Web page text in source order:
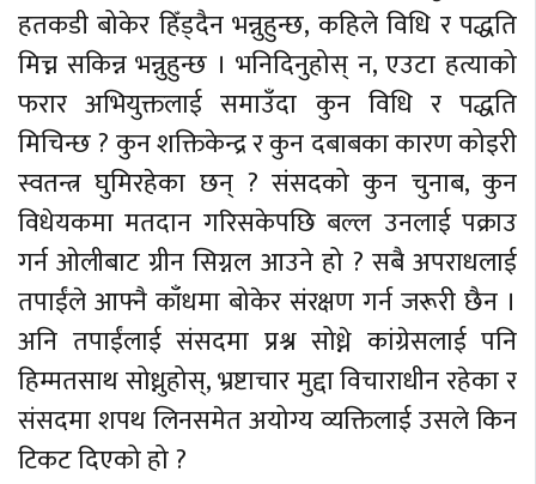
हतकडी बोकेर हिँड्दैन भन्नुहुन्छ, कहिले विधि र पद्धति
मिच्न सकिन्न भन्नुहुन्छ । भनिदिनुहोस् न, एउटा हत्याको
फरार अभियुक्तलाई समाउँदा कुन विधि र पद्धति
मिचिन्छ ? कुन शक्तिकेन्द्र र कुन दबाबका कारण कोइरी
स्वतन्त्र घुमिरहेका छन् ? संसदको कुन चुनाब, कुन
विधेयकमा मतदान गरिसकेपछि बल्ल उनलाई पक्राउ
गर्न ओलीबाट ग्रीन सिग्नल आउने हो ? सबै अपराधलाई
तपाईंले आफ्नै काँधमा बोकेर संरक्षण गर्न जरूरी छैन ।
अनि तपाईंलाई संसदमा प्रश्न सोध्ने कांग्रेसलाई पनि
हिम्मतसाथ सोध्नुहोस्, भ्रष्टाचार मुद्दा विचाराधीन रहेका र
संसदमा शपथ लिनसमेत अयोग्य व्यक्तिलाई उसले किन
टिकट दिएको हो ?